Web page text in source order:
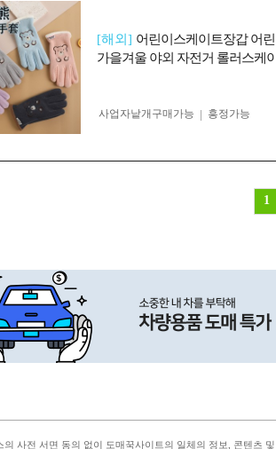
[해외] 어린이스케이트장갑 어
가을겨울 야외 자전거 롤러스케
사업자 낱개구매가능
흥정가능
1
의 사전 서면 동의 없이 도매꾹사이트의 일체의 정보, 콘텐츠